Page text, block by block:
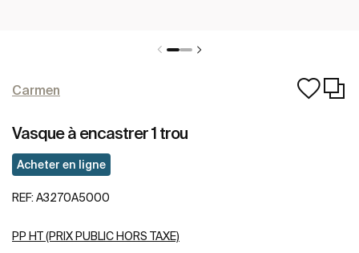
Carmen
Vasque à encastrer 1 trou
Acheter en ligne
REF: A3270A5000
PP HT (PRIX PUBLIC HORS TAXE)